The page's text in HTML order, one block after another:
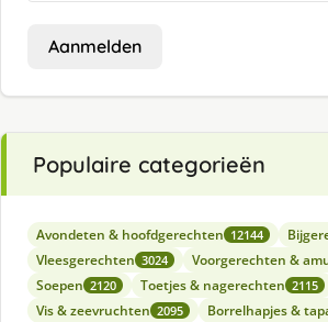
Aanmelden
Populaire categorieën
Avondeten & hoofdgerechten 12144
Vleesgerechten 3024 Voorgerechten &
Soepen 2120 Toetjes & nagerechten 2115
Vis & zeevruchten 2095 Borrelhapjes &